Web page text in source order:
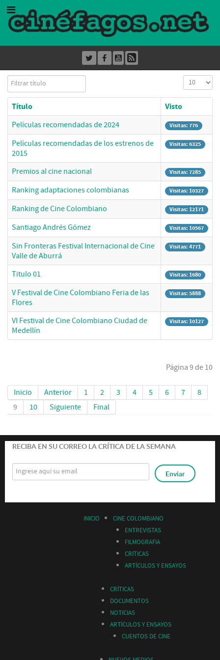
Filtrar título Cantidad
Título Visto
Películas recomendadas de 2024 Visitas: 776
Películas recomendadas de los estrenos de
2015
Visitas: 6325
Premios al cine nacional Visitas: 7285
Ranking adaptaciones colombianas Visitas: 10327
Ranking de Cine Colombiano Visitas: 12171
Santiago Andrés Gómez Visitas: 10567
Sin Fronteras Festival Internacional de Cine
Valle de Aburrá
Visitas: 4771
Titulo 01 Visitas: 1680
V Festival de Cine Colombiano Feria de las
Flores
Visitas: 5888
VI Festival de Cine Colombiano Ciudad de
Medellín
Visitas: 10127
Página 9 de 10
Inicio Anterior 1 2 3 4 5 6 7
8
9
10 Siguiente Final
RECIBA EN SU CORREO LA CRÍTICA DE LA SEMANA
INICIO
CINE COLOMBIANO
ENTREVISTAS
FILMOGRAFIA
CRÍTICAS
ARTÍCULOS Y ENSAYOS
CRÍTICAS
DOCUMENTOS
NOTICIAS
ARTÍCULOS Y ENSAYOS
CUENTOS DE CINE